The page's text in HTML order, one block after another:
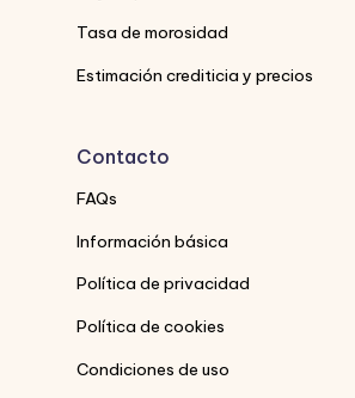
Tasa de morosidad
Estimación crediticia y precios
Contacto
FAQs
Información básica
Política de privacidad
Política de cookies
Condiciones de uso